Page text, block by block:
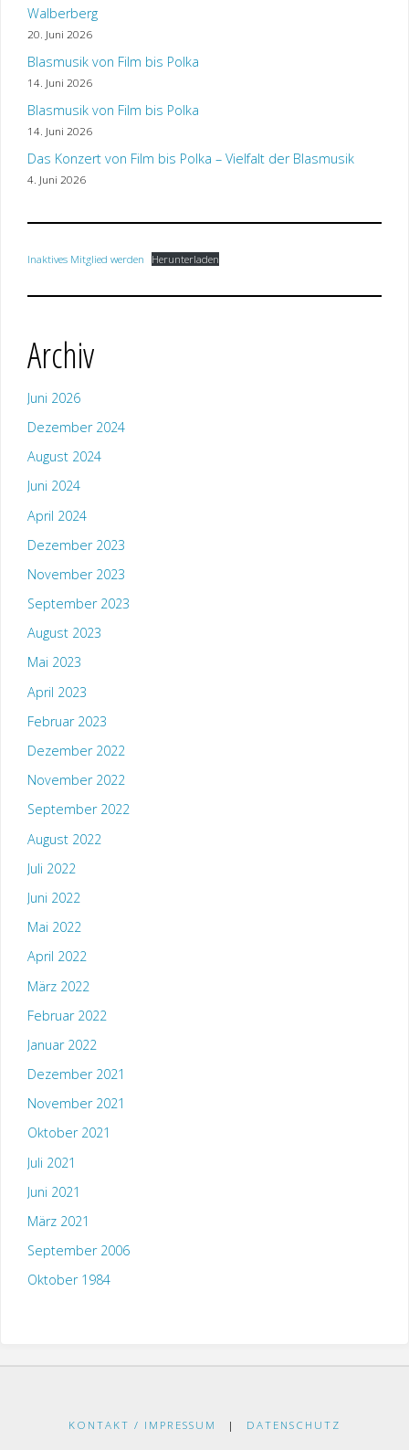
Walberberg
20. Juni 2026
Blasmusik von Film bis Polka
14. Juni 2026
Blasmusik von Film bis Polka
14. Juni 2026
Das Konzert von Film bis Polka – Vielfalt der Blasmusik
4. Juni 2026
Inaktives Mitglied werden Herunterladen
Archiv
Juni 2026
Dezember 2024
August 2024
Juni 2024
April 2024
Dezember 2023
November 2023
September 2023
August 2023
Mai 2023
April 2023
Februar 2023
Dezember 2022
November 2022
September 2022
August 2022
Juli 2022
Juni 2022
Mai 2022
April 2022
März 2022
Februar 2022
Januar 2022
Dezember 2021
November 2021
Oktober 2021
Juli 2021
Juni 2021
März 2021
September 2006
Oktober 1984
KONTAKT / IMPRESSUM | DATENSCHUTZ